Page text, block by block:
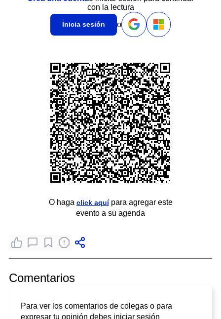
con la lectura
Inicia sesión o
O haga click aquípara agregar este
evento a su agenda
Comentarios
Para ver los comentarios de colegas o para
expresar tu opinión debes iniciar sesión